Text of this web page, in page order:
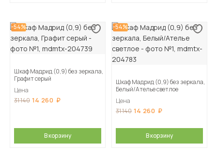
-54%
Шкаф Мадрид (0,9) без зеркала,
Графит серый
Цена
31 140 14 260
В корзину
-54%
Шкаф Мадрид (0,9) без зеркала,
Белый/Ателье светлое
Цена
31 140 14 260
В корзину